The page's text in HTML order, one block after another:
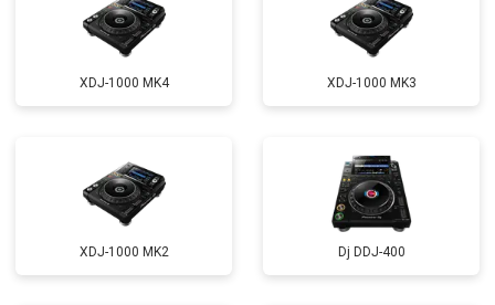
XDJ-1000 MK4 XDJ-1000 MK3
XDJ-1000 MK2 Dj DDJ-400